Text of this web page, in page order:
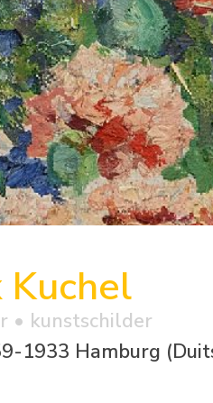
Kuchel
• kunstschilder
1933 Hamburg